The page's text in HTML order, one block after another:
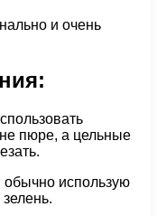
и очень
пюре, а цельные
использую